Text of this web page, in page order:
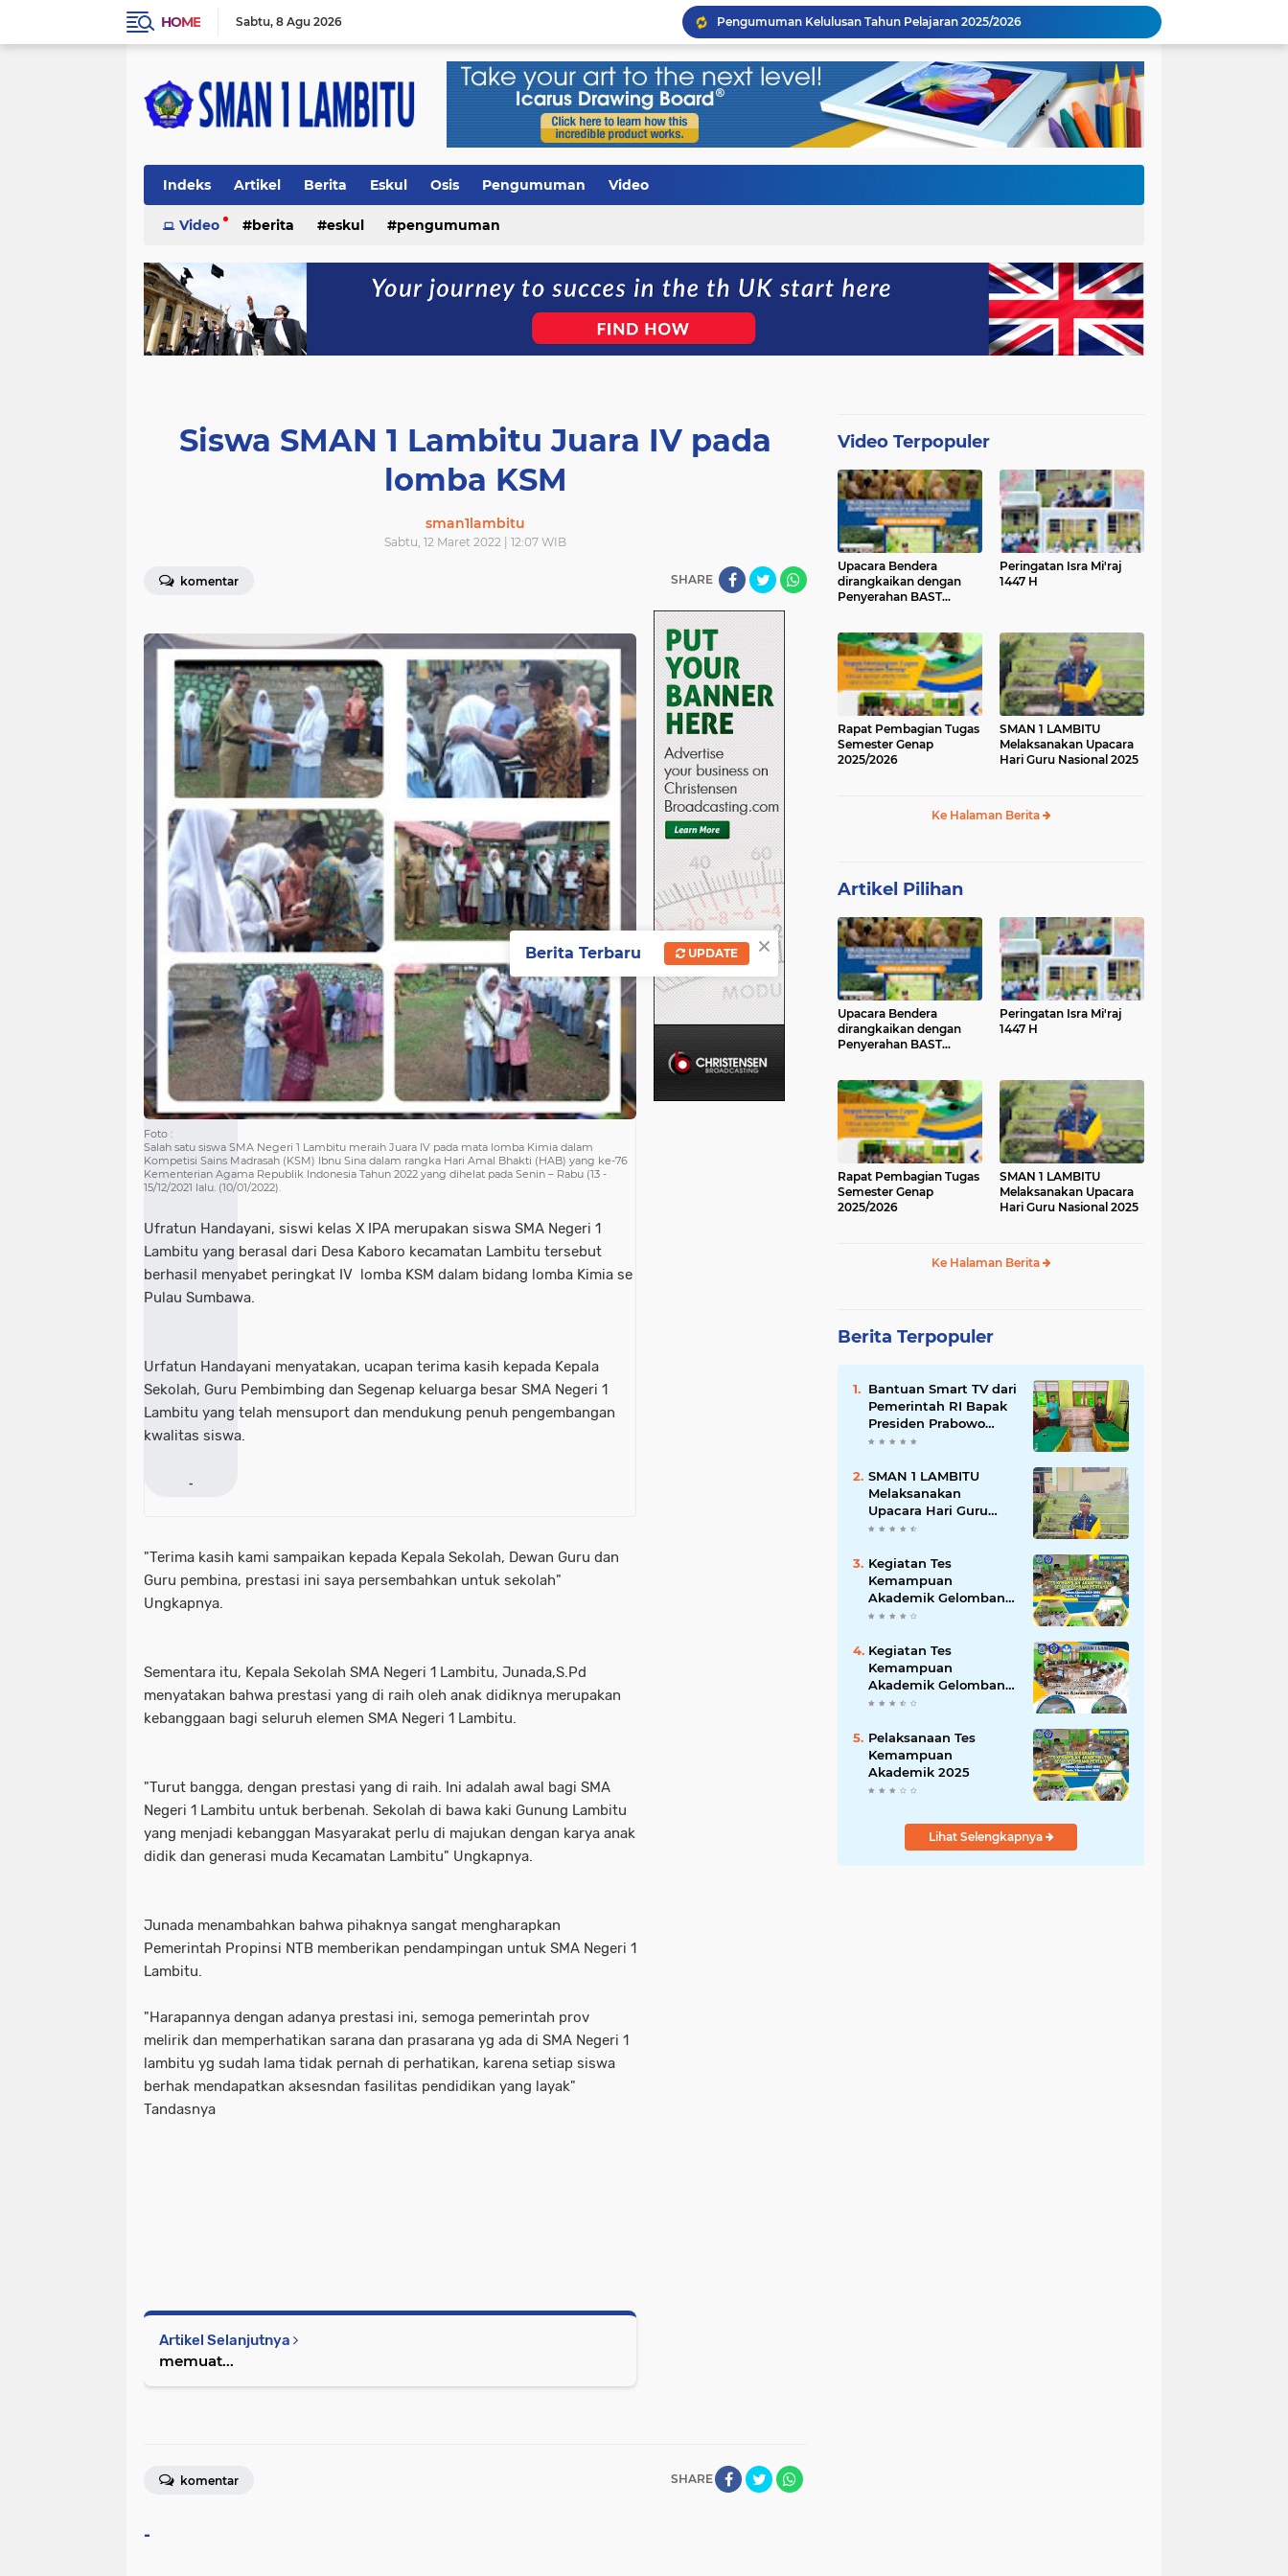
HOME Sabtu 8 Agu 2026
Pengumuman Kelulusan Tahun Pelajaran 2025/2026
Galeri Hardiknas 2026
Upacara Bendera dirangkaikan dengan Penyerahan BAST Gedung Baru.
Peringatan Isra Mi'raj 1447 H
Rapat Pembagian Tugas Semester Genap 2025/2026
SMAN 1 LAMBITU Melaksanakan Upacara Hari Guru Nasional 2025
Kegiatan Tes Kemampuan Akademik Gelombang Kedua Sesi 2 Tahun 2025
Indeks Artikel Berita Eskul Osis Pengumuman Video
Video berita eskul pengumuman
Siswa SMAN 1 Lambitu Juara IV pada
lomba KSM
sman1lambitu
Sabtu, 12 Maret 2022 | 12:07 WIB
komentar SHARE
Foto :
Salah satu siswa SMA Negeri 1 Lambitu meraih Juara IV pada mata lomba Kimia dalam
Kompetisi Sains Madrasah (KSM) Ibnu Sina dalam rangka Hari Amal Bhakti (HAB) yang ke-76
Kementerian Agama Republik Indonesia Tahun 2022 yang dihelat pada Senin – Rabu (13 -
15/12/2021 lalu. (10/01/2022).
Ufratun Handayani, siswi kelas X IPA merupakan siswa SMA Negeri 1
Lambitu yang berasal dari Desa Kaboro kecamatan Lambitu tersebut
berhasil menyabet peringkat IV lomba KSM dalam bidang lomba Kimia se
Pulau Sumbawa.
Urfatun Handayani menyatakan, ucapan terima kasih kepada Kepala
Sekolah, Guru Pembimbing dan Segenap keluarga besar SMA Negeri 1
Lambitu yang telah mensuport dan mendukung penuh pengembangan
kwalitas siswa.
-
"Terima kasih kami sampaikan kepada Kepala Sekolah, Dewan Guru dan
Guru pembina, prestasi ini saya persembahkan untuk sekolah"
Ungkapnya.
Sementara itu, Kepala Sekolah SMA Negeri 1 Lambitu, Junada,S.Pd
menyatakan bahwa prestasi yang di raih oleh anak didiknya merupakan
kebanggaan bagi seluruh elemen SMA Negeri 1 Lambitu.
"Turut bangga, dengan prestasi yang di raih. Ini adalah awal bagi SMA
Negeri 1 Lambitu untuk berbenah. Sekolah di bawa kaki Gunung Lambitu
yang menjadi kebanggan Masyarakat perlu di majukan dengan karya anak
didik dan generasi muda Kecamatan Lambitu" Ungkapnya.
Junada menambahkan bahwa pihaknya sangat mengharapkan
Pemerintah Propinsi NTB memberikan pendampingan untuk SMA Negeri 1
Lambitu.
"Harapannya dengan adanya prestasi ini, semoga pemerintah prov
melirik dan memperhatikan sarana dan prasarana yg ada di SMA Negeri 1
lambitu yg sudah lama tidak pernah di perhatikan, karena setiap siswa
berhak mendapatkan aksesndan fasilitas pendidikan yang layak"
Tandasnya
Artikel Selanjutnya
memuat...
SHARE
komentar
-
Video Terpopuler
Upacara Bendera
dirangkaikan dengan
Penyerahan BAST
Peringatan Isra Mi'raj
1447 H
Rapat Pembagian Tugas
Semester Genap
2025/2026
SMAN 1 LAMBITU
Melaksanakan Upacara
Hari Guru Nasional 2025
Ke Halaman Berita
Artikel Pilihan
Upacara Bendera
dirangkaikan dengan
Penyerahan BAST
Peringatan Isra Mi'raj
1447 H
Rapat Pembagian Tugas
Semester Genap
2025/2026
SMAN 1 LAMBITU
Melaksanakan Upacara
Hari Guru Nasional 2025
Ke Halaman Berita
Berita Terpopuler
Bantuan Smart TV dari
Pemerintah RI Bapak
Presiden Prabowo
Subianto
SMAN 1 LAMBITU
Melaksanakan
Upacara Hari Guru
Nasional 2025
Kegiatan Tes
Kemampuan
Akademik Gelombang
Pertama & Kedua Sesi
Kegiatan Tes
Kemampuan
Akademik Gelombang
Kedua Sesi 2 Tahun
Pelaksanaan Tes
Kemampuan
Akademik 2025
Lihat Selengkapnya
×
Berita Terbaru UPDATE